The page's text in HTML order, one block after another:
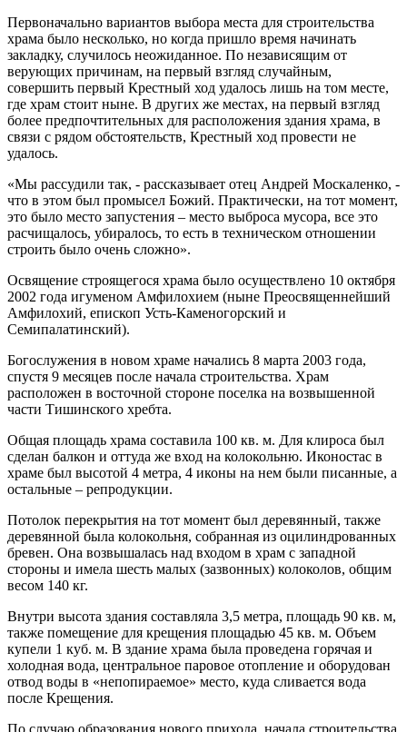
Первоначально вариантов выбора места для строительства
храма было несколько, но когда пришло время начинать
закладку, случилось неожиданное. По независящим от
верующих причинам, на первый взгляд случайным,
совершить первый Крестный ход удалось лишь на том месте,
где храм стоит ныне. В других же местах, на первый взгляд
более предпочтительных для расположения здания храма, в
связи с рядом обстоятельств, Крестный ход провести не
удалось.
«Мы рассудили так, - рассказывает отец Андрей Москаленко, -
что в этом был промысел Божий. Практически, на тот момент,
это было место запустения – место выброса мусора, все это
расчищалось, убиралось, то есть в техническом отношении
строить было очень сложно».
Освящение строящегося храма было осуществлено 10 октября
2002 года игуменом Амфилохием (ныне Преосвященнейший
Амфилохий, епископ Усть-Каменогорский и
Семипалатинский).
Богослужения в новом храме начались 8 марта 2003 года,
спустя 9 месяцев после начала строительства. Храм
расположен в восточной стороне поселка на возвышенной
части Тишинского хребта.
Общая площадь храма составила 100 кв. м. Для клироса был
сделан балкон и оттуда же вход на колокольню. Иконостас в
храме был высотой 4 метра, 4 иконы на нем были писанные, а
остальные – репродукции.
Потолок перекрытия на тот момент был деревянный, также
деревянной была колокольня, собранная из оцилиндрованных
бревен. Она возвышалась над входом в храм с западной
стороны и имела шесть малых (зазвонных) колоколов, общим
весом 140 кг.
Внутри высота здания составляла 3,5 метра, площадь 90 кв. м,
также помещение для крещения площадью 45 кв. м. Объем
купели 1 куб. м. В здание храма была проведена горячая и
холодная вода, центральное паровое отопление и оборудован
отвод воды в «непопираемое» место, куда сливается вода
после Крещения.
По случаю образования нового прихода, начала строительства